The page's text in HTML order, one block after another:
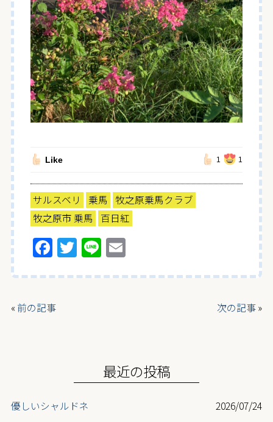
Like 1 1
サルスベリ 乗馬
牧之原乗馬クラブ
牧之原市 乗馬
百日紅
F
a
ce
b
T
w
itt
Li
n
e ai
«前の記事 次の記事»
最近の投稿
優しいシャルドネ
2026/07/24